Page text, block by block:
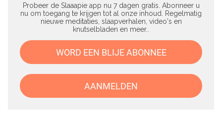
Probeer de Slaaapie app nu 7 dagen gratis. Abonneer u
nu om toegang te krijgen tot al onze inhoud. Regelmatig
nieuwe meditaties, slaapverhalen, video's en
knutselbladen en meer..
WORD EEN BLIJE ABONNEE
AANMELDEN